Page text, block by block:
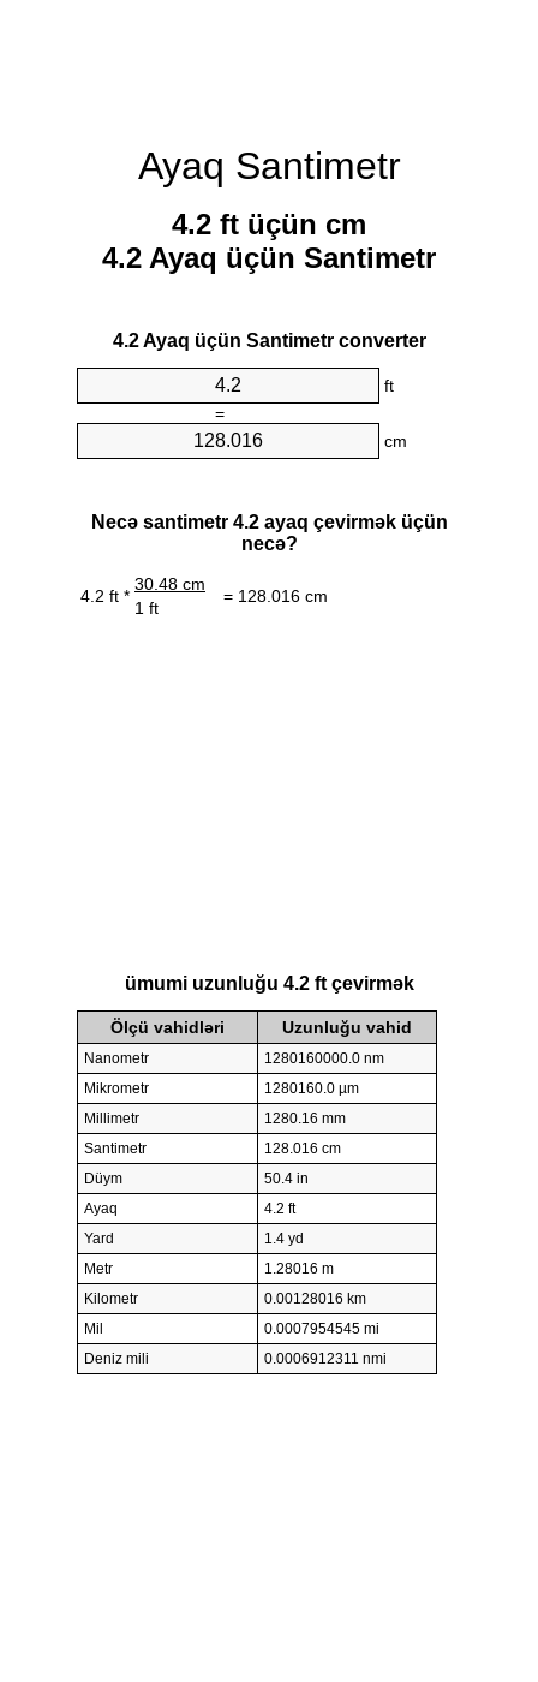
Ayaq Santimetr
4.2 ft üçün cm
4.2 Ayaq üçün Santimetr
4.2 Ayaq üçün Santimetr converter
ft
=
cm
Necə santimetr 4.2 ayaq çevirmək üçün
necə?
4.2 ft *
30.48 cm
= 128.016 cm
1 ft
ümumi uzunluğu 4.2 ft çevirmək
Ölçü vahidləri Uzunluğu vahid
Nanometr
1280160000.0 nm
Mikrometr
1280160.0 µm
Millimetr
1280.16 mm
Santimetr
128.016 cm
Düym
50.4 in
Ayaq
4.2 ft
Yard
1.4 yd
Metr
1.28016 m
Kilometr
0.00128016 km
Mil
0.0007954545 mi
Deniz mili
0.0006912311 nmi